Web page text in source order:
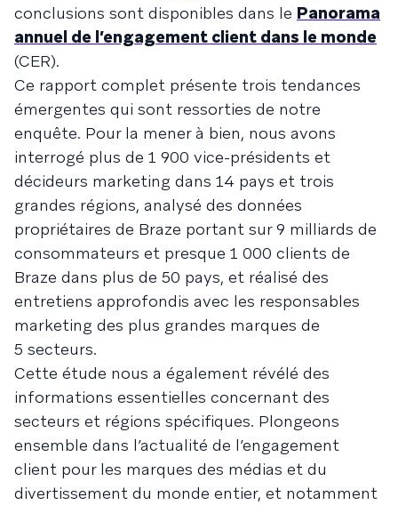
conclusions sont disponibles dans le Panorama
annuel de l’engagement client dans le monde
(CER).
Ce rapport complet présente trois tendances
émergentes qui sont ressorties de notre
enquête. Pour la mener à bien, nous avons
interrogé plus de 1 900 vice-présidents et
décideurs marketing dans 14 pays et trois
grandes régions, analysé des données
propriétaires de Braze portant sur 9 milliards de
consommateurs et presque 1 000 clients de
Braze dans plus de 50 pays, et réalisé des
entretiens approfondis avec les responsables
marketing des plus grandes marques de
5 secteurs.
Cette étude nous a également révélé des
informations essentielles concernant des
secteurs et régions spécifiques. Plongeons
ensemble dans l’actualité de l’engagement
client pour les marques des médias et du
divertissement du monde entier, et notamment